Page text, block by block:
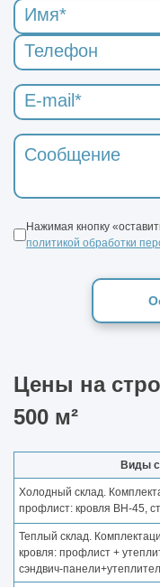
Нажимая кнопку
политикой обработки
Цены на
500 м²
Виды
Холодный склад.
профлист: кровля ВН-45,
Теплый склад.
кровля: профлист +
сэндвич-